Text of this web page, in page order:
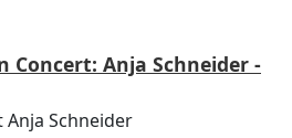
Concert: Anja Schneider -
Schneider